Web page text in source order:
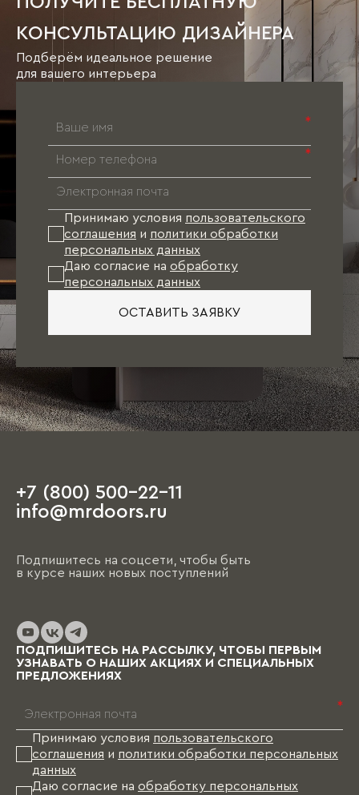
КОНСУЛЬТАЦИЮ ДИЗАЙНЕРА
Подберём идеальное решение
для вашего интерьера
*
*
Принимаю условия пользовательского
соглашения и политики обработки
персональных данных
Даю согласие на обработку
персональных данных
ОСТАВИТЬ ЗАЯВКУ
+7 (800) 500-22-11
info@mrdoors.ru
Подпишитесь на соцсети, чтобы быть
в курсе наших новых поступлений
ПОДПИШИТЕСЬ НА РАССЫЛКУ, ЧТОБЫ ПЕРВЫМ
УЗНАВАТЬ О НАШИХ АКЦИЯХ И СПЕЦИАЛЬНЫХ
ПРЕДЛОЖЕНИЯХ
*
Принимаю условия пользовательского
соглашения и политики обработки персональных
данных
Даю согласие на обработку персональных